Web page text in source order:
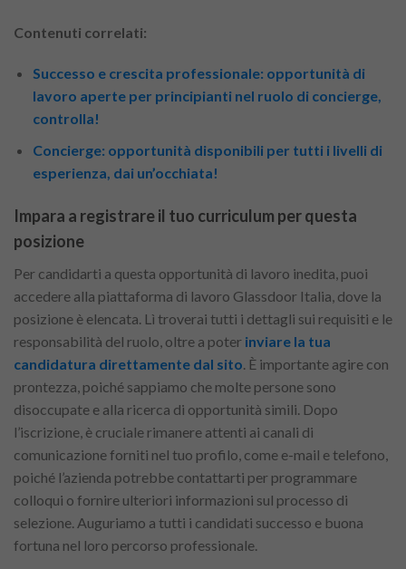
Contenuti correlati:
Successo e crescita professionale: opportunità di
lavoro aperte per principianti nel ruolo di concierge,
controlla!
Concierge: opportunità disponibili per tutti i livelli di
esperienza, dai un’occhiata!
Impara a registrare il tuo curriculum per questa
posizione
Per candidarti a questa opportunità di lavoro inedita, puoi
accedere alla piattaforma di lavoro Glassdoor Italia, dove la
posizione è elencata. Lì troverai tutti i dettagli sui requisiti e le
responsabilità del ruolo, oltre a poter inviare la tua
candidatura direttamente dal sito . È importante agire con
prontezza, poiché sappiamo che molte persone sono
disoccupate e alla ricerca di opportunità simili. Dopo
l’iscrizione, è cruciale rimanere attenti ai canali di
comunicazione forniti nel tuo profilo, come e-mail e telefono,
poiché l’azienda potrebbe contattarti per programmare
colloqui o fornire ulteriori informazioni sul processo di
selezione. Auguriamo a tutti i candidati successo e buona
fortuna nel loro percorso professionale.